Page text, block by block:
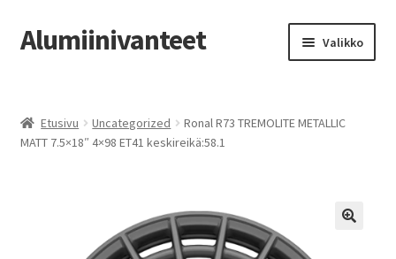
Siirry
navigointiin
Siirry
sisältöön
Alumiinivanteet Valikko
Kauppa
Etusivu Uncategorized
Ronal R73 TREMOLITE METALLIC
MATT 7.5×18″ 4×98 ET41 keskireikä:58.1